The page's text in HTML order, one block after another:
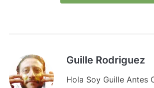
Guille Rodriguez
Hola Soy Guille Antes